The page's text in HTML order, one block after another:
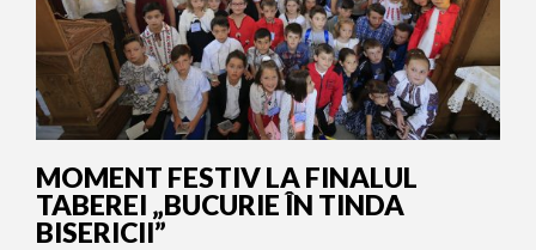
MOMENT FESTIV LA FINALUL
TABEREI „BUCURIE ÎN TINDA
BISERICII”